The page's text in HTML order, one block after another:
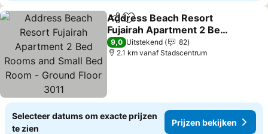
DelenToevoegen aan favorieten
Address Beach Resort
Fujairah Apartment 2 Bed
Rooms and Small Bed
Room - Ground Floor
Prijzen bekijken
9,0 Uitstekend
82
2.1 km vanaf Stadscentrum
Selecteer datums om exacte prijzen
te zien
Prijzen bekijken